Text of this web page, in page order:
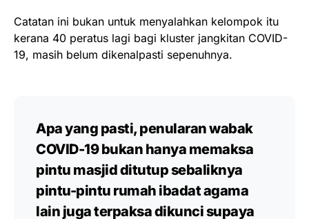
Catatan ini bukan untuk menyalahkan kelompok itu
kerana 40 peratus lagi bagi kluster jangkitan COVID-
19, masih belum dikenalpasti sepenuhnya.
Apa yang pasti, penularan wabak
COVID-19 bukan hanya memaksa
pintu masjid ditutup sebaliknya
pintu-pintu rumah ibadat agama
lain juga terpaksa dikunci supaya